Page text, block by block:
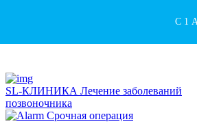
С 1
SL-КЛИНИКА Лечение заболеваний
позвоночника
Срочная операция